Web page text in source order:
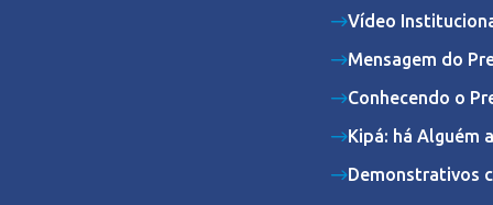
Vídeo
Mensagem do
Conhecendo o
Kipá: há Alguém
Demonstrativos